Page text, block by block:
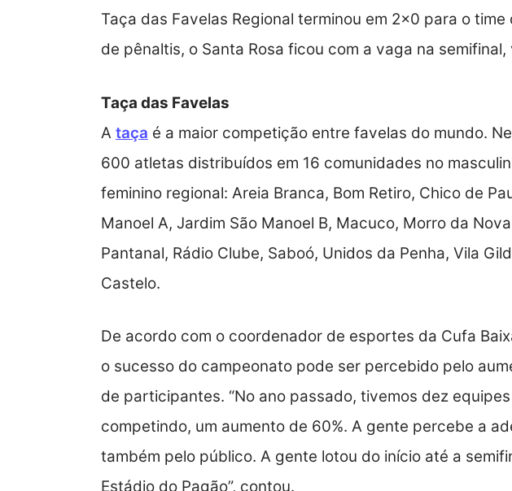
Taça das Favelas Regional terminou em 2×0 para o
de pênaltis, o Santa Rosa ficou com a vaga na
Taça das Favelas
A taça é a maior competição entre favelas do mundo.
600 atletas distribuídos em 16 comunidades no
feminino regional: Areia Branca, Bom Retiro, Chico de
Manoel A, Jardim São Manoel B, Macuco, Morro da
Pantanal, Rádio Clube, Saboó, Unidos da Penha, Vila
Castelo.
De acordo com o coordenador de esportes da Cufa
o sucesso do campeonato pode ser percebido pelo
de participantes. “No ano passado, tivemos dez
competindo, um aumento de 60%. A gente percebe a
também pelo público. A gente lotou do início até a
Estádio do Pagão”, contou.